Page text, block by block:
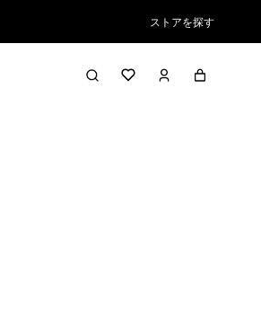
ストアを探す